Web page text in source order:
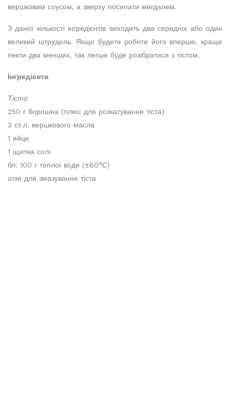
вершковим соусом, а зверху посипати мигдалем.
З даної кількості інгредієнтів виходить два середніх або один
великий штрудель. Якщо будете робити його вперше, краще
пекти два менших, так легше буде розібратися з тістом.
Інгредієнти
Тісто
250 г борошна (плюс для розкатування тіста)
3 ст.л. вершкового масла
1 яйце
1 щипка солі
бл. 100 г теплої води (±60°С)
олія для змазування тіста